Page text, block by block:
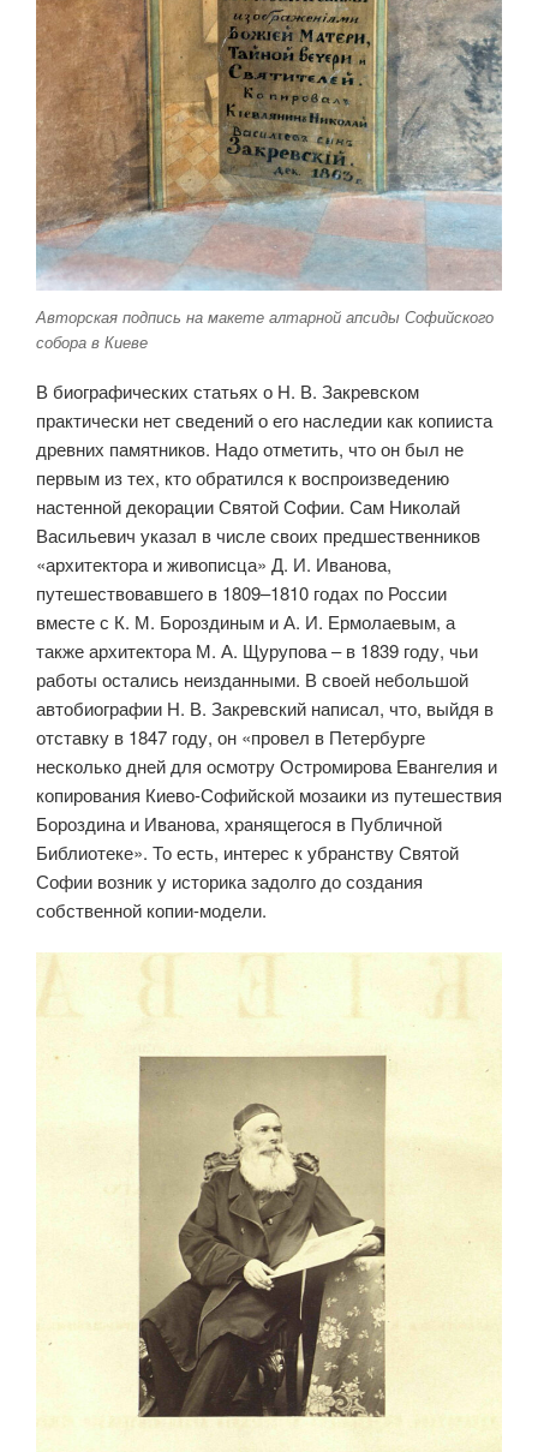
Авторская подпись на макете алтарной апсиды Софийского
собора в Киеве
В биографических статьях о Н. В. Закревском
практически нет сведений о его наследии как копииста
древних памятников. Надо отметить, что он был не
первым из тех, кто обратился к воспроизведению
настенной декорации Святой Софии. Сам Николай
Васильевич указал в числе своих предшественников
«архитектора и живописца» Д. И. Иванова,
путешествовавшего в 1809–1810 годах по России
вместе с К. М. Бороздиным и А. И. Ермолаевым, а
также архитектора М. А. Щурупова – в 1839 году, чьи
работы остались неизданными. В своей небольшой
автобиографии Н. В. Закревский написал, что, выйдя в
отставку в 1847 году, он «провел в Петербурге
несколько дней для осмотру Остромирова Евангелия и
копирования Киево-Софийской мозаики из путешествия
Бороздина и Иванова, хранящегося в Публичной
Библиотеке». То есть, интерес к убранству Святой
Софии возник у историка задолго до создания
собственной копии-модели.